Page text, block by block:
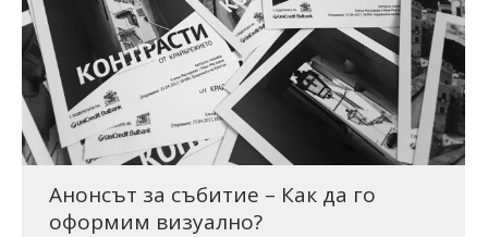
Анонсът за събитие – Как да го
оформим визуално?